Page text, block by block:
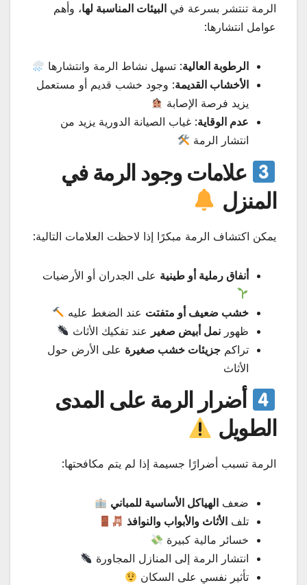
الرمة تنتشر بسرعة في البيئات المناسبة لها، وأهم
عوامل انتشارها:
الرطوبة العالية: تسهل نشاط الرمة وانتشارها
الأخشاب القديمة: وجود خشب قديم أو مستعمل
يزيد فرصة الإصابة
عدم الوقاية: غياب الصيانة الدورية يزيد من
انتشار الرمة
علامات وجود الرمة في
المنزل
يمكن اكتشاف الرمة مبكرًا إذا لاحظت العلامات التالية:
أنفاق رملية أو طينية على الجدران أو الأرضيات
خشب ضعيف أو متفتت عند الضغط عليه
ظهور نمل أبيض صغير عند تفكيك الأثاث
تراكم جزيئات خشب صغيرة على الأرض حول
الأثاث
أضرار الرمة على المدى
الطويل
الرمة تسبب أضرارًا جسيمة إذا لم يتم مكافحتها:
ضعف الهياكل الأساسية للمباني
تلف الأثاث والأبواب والنوافذ
خسائر مالية كبيرة
انتشار الرمة إلى المنازل المجاورة
تأثير نفسي على السكان